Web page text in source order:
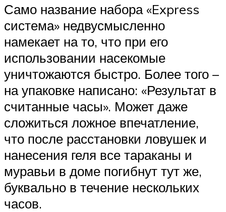
Само название набора «Express
система» недвусмысленно
намекает на то, что при его
использовании насекомые
уничтожаются быстро. Более того –
на упаковке написано: «Результат в
считанные часы». Может даже
сложиться ложное впечатление,
что после расстановки ловушек и
нанесения геля все тараканы и
муравьи в доме погибнут тут же,
буквально в течение нескольких
часов.